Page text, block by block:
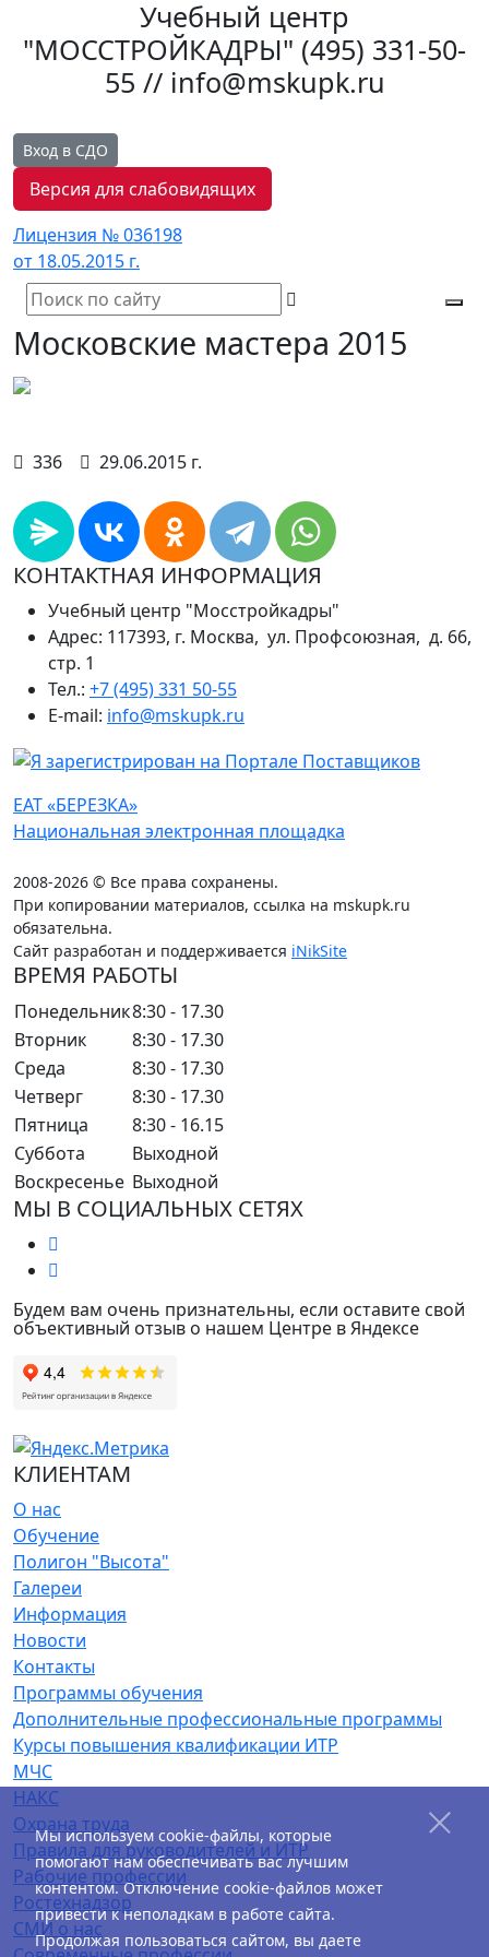
Учебный центр
"МОССТРОЙКАДРЫ" (495) 331-50-
55 // info@mskupk.ru
Вход в СДО
Версия для слабовидящих
Лицензия № 036198
от 18.05.2015 г.
Московские мастера 2015
336 29.06.2015 г.
КОНТАКТНАЯ ИНФОРМАЦИЯ
Учебный центр "Мосстройкадры"
Адрес: 117393, г. Москва, ул. Профсоюзная, д. 66,
стр. 1
Тел.: +7 (495) 331 50-55
E-mail: info@mskupk.ru
ЕАТ «БЕРЕЗКА»
Национальная электронная площадка
2008-2026 © Все права сохранены.
При копировании материалов, ссылка на mskupk.ru
обязательна.
Сайт разработан и поддерживается iNikSite
ВРЕМЯ РАБОТЫ
Понедельник8:30 - 17.30
Вторник
8:30 - 17.30
Среда
8:30 - 17.30
Четверг
8:30 - 17.30
Пятница
8:30 - 16.15
Суббота
Выходной
Воскресенье Выходной
МЫ В СОЦИАЛЬНЫХ СЕТЯХ
Будем вам очень признательны, если оставите свой
объективный отзыв о нашем Центре в Яндексе
КЛИЕНТАМ
О нас
Обучение
Полигон "Высота"
Галереи
Информация
Новости
Контакты
Программы обучения
Дополнительные профессиональные программы
Курсы повышения квалификации ИТР
МЧС
НАКС
Охрана труда
Правила для руководителей и ИТР
Рабочие профессии
Ростехнадзор
СМИ о нас
Мы используем cookie-файлы, которые
помогают нам обеспечивать вас лучшим
контентом. Отключение cookie-файлов может
привести к неполадкам в работе сайта.
Продолжая пользоваться сайтом, вы даете